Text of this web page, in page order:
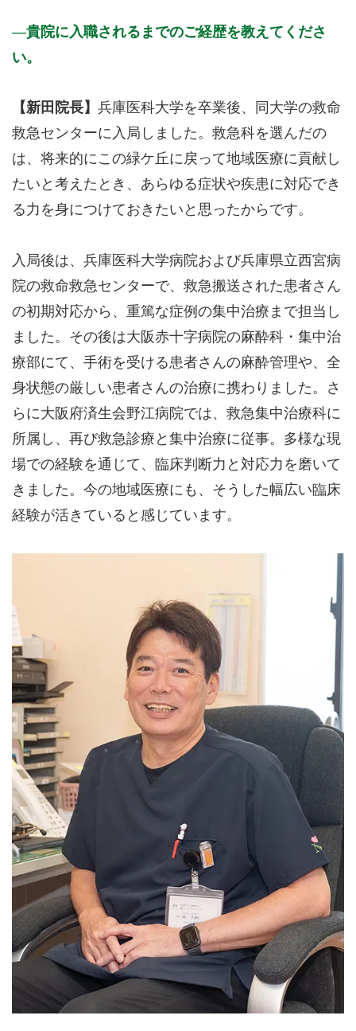
貴院に入職されるまでのご経歴を教えてくださ
い。
【新田院長】 兵庫医科大学を卒業後、同大学の救命
救急センターに入局しました。救急科を選んだの
は、将来的にこの緑ケ丘に戻って地域医療に貢献し
たいと考えたとき、あらゆる症状や疾患に対応でき
る力を身につけておきたいと思ったからです。
入局後は、兵庫医科大学病院および兵庫県立西宮病
院の救命救急センターで、救急搬送された患者さん
の初期対応から、重篤な症例の集中治療まで担当し
ました。その後は大阪赤十字病院の麻酔科・集中治
療部にて、手術を受ける患者さんの麻酔管理や、全
身状態の厳しい患者さんの治療に携わりました。さ
らに大阪府済生会野江病院では、救急集中治療科に
所属し、再び救急診療と集中治療に従事。多様な現
場での経験を通じて、臨床判断力と対応力を磨いて
きました。今の地域医療にも、そうした幅広い臨床
経験が活きていると感じています。